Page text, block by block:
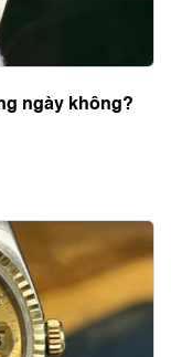
ngày không?